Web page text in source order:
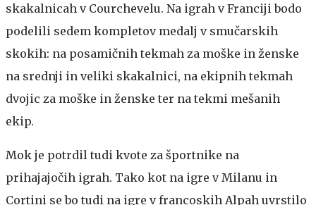
skakalnicah v Courchevelu. Na igrah v Franciji bodo
podelili sedem kompletov medalj v smučarskih
skokih: na posamičnih tekmah za moške in ženske
na srednji in veliki skakalnici, na ekipnih tekmah
dvojic za moške in ženske ter na tekmi mešanih
ekip.
Mok je potrdil tudi kvote za športnike na
prihajajočih igrah. Tako kot na igre v Milanu in
Cortini se bo tudi na igre v francoskih Alpah uvrstilo